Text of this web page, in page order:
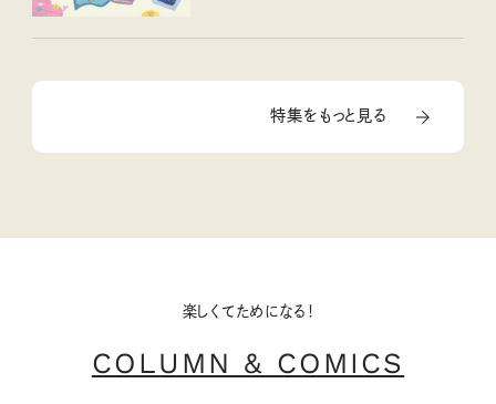
特集をもっと見る
楽しくてためになる！
COLUMN & COMICS